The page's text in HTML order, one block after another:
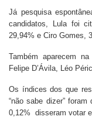
Já pesquisa
candidatos, Lula foi
29,94% e Ciro Gomes,
Também aparecem
Felipe D’Ávila, Léo
Os índices dos que
“não sabe dizer”
0,12% disseram votar